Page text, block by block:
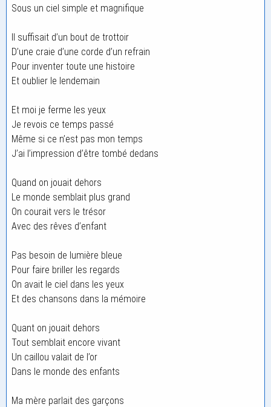
Sous un ciel simple et magnifique
Il suffisait d’un bout de trottoir
D’une craie d’une corde d’un refrain
Pour inventer toute une histoire
Et oublier le lendemain
Et moi je ferme les yeux
Je revois ce temps passé
Même si ce n’est pas mon temps
J’ai l’impression d’être tombé dedans
Quand on jouait dehors
Le monde semblait plus grand
On courait vers le trésor
Avec des rêves d’enfant
Pas besoin de lumière bleue
Pour faire briller les regards
On avait le ciel dans les yeux
Et des chansons dans la mémoire
Quant on jouait dehors
Tout semblait encore vivant
Un caillou valait de l’or
Dans le monde des enfants
Ma mère parlait des garçons